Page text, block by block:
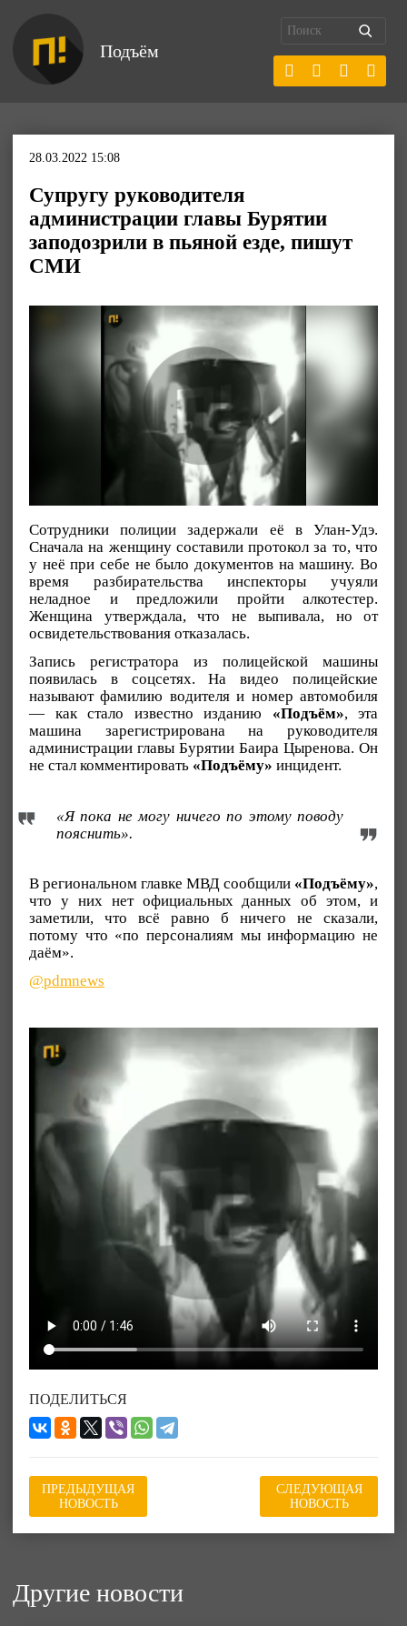
Подъём
28.03.2022 15:08
Супругу руководителя
администрации главы Бурятии
заподозрили в пьяной езде, пишут
СМИ
Сотрудники полиции задержали её в Улан-Удэ.
Сначала на женщину составили протокол за то, что
у неё при себе не было документов на машину. Во
время разбирательства инспекторы учуяли
неладное и предложили пройти алкотестер.
Женщина утверждала, что не выпивала, но от
освидетельствования отказалась.
Запись регистратора из полицейской машины
появилась в соцсетях. На видео полицейские
называют фамилию водителя и номер автомобиля
— как стало известно изданию «Подъём», эта
машина зарегистрирована на руководителя
администрации главы Бурятии Баира Цыренова. Он
не стал комментировать «Подъёму» инцидент.
«Я пока не могу ничего по этому поводу
пояснить».
В региональном главке МВД сообщили «Подъёму»,
что у них нет официальных данных об этом, и
заметили, что всё равно б ничего не сказали,
потому что «по персоналиям мы информацию не
даём».
@pdmnews
ПОДЕЛИТЬСЯ
ПРЕДЫДУЩАЯ
НОВОСТЬ
СЛЕДУЮЩАЯ
НОВОСТЬ
Другие новости